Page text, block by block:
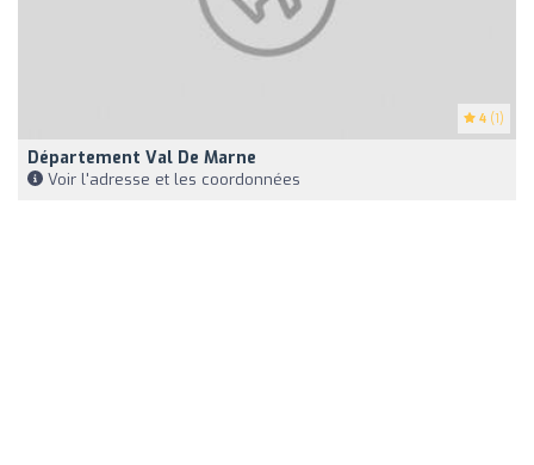
4 (1)
Département Val De Marne
Voir l'adresse et les coordonnées